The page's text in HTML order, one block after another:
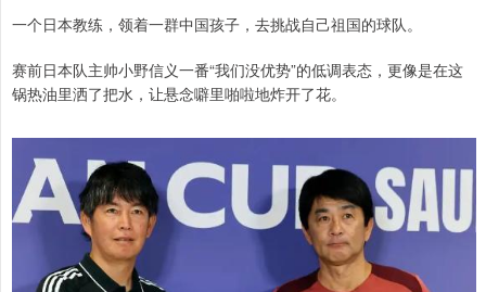
一个日本教练，领着一群中国孩子，去挑战自己祖国的球队。
赛前日本队主帅小野信义一番“我们没优势”的低调表态，更像是在这
锅热油里洒了把水，让悬念噼里啪啦地炸开了花。